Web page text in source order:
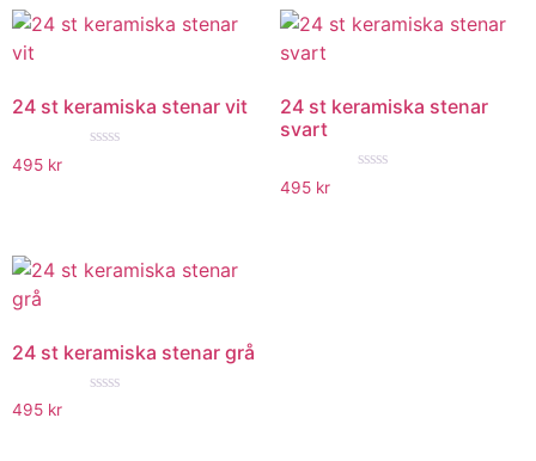
24 st keramiska stenar vit
495 kr
24 st keramiska stenar
svart
495 kr
24 st keramiska stenar grå
495 kr